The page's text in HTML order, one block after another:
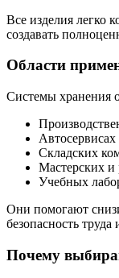
Все изделия легко
создавать
Области
Системы хранения
Складских
Мастерских и
Учебных
Они помогают
безопасность
Почему